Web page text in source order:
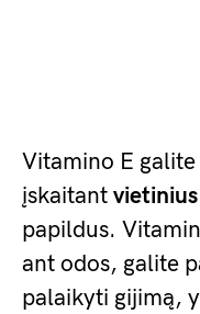
Vitamino E
įskaitant
papildus.
ant odos, galite
palaikyti gijimą,